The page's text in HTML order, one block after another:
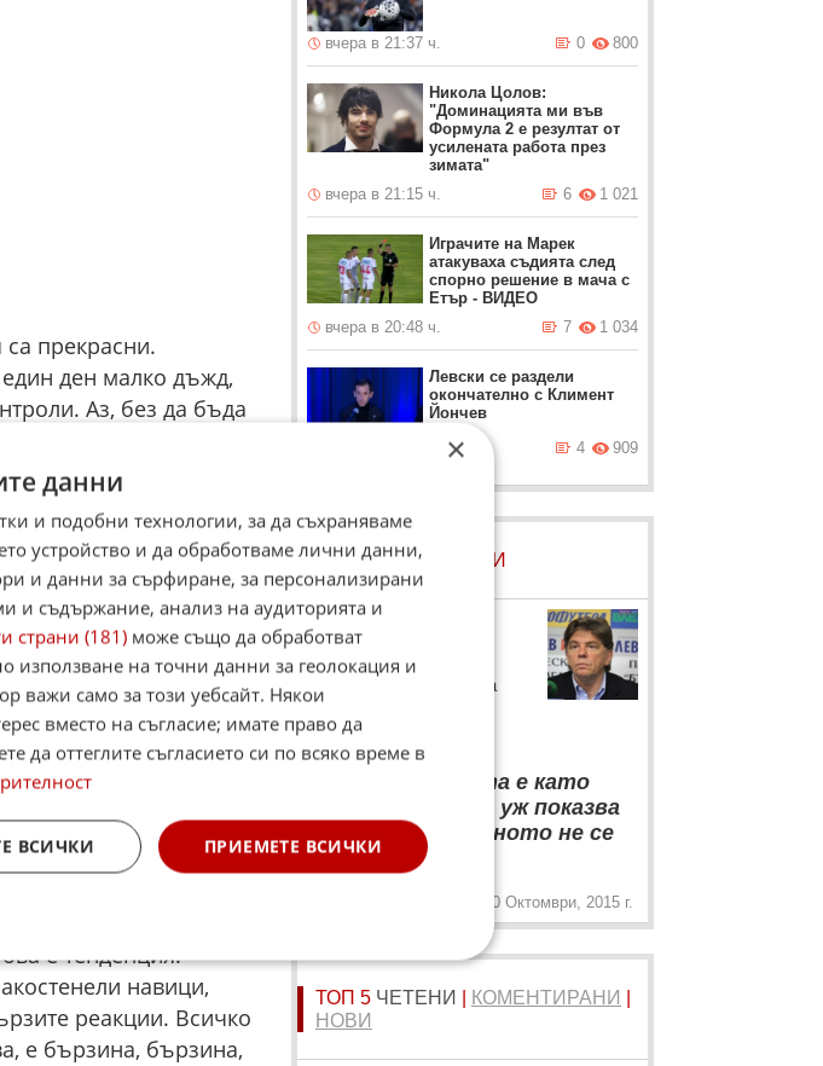
са прекрасни.
ден малко дъжд,
Аз, без да бъда
от първата до
е колективизмът.
в перфектни
съм, че има голямо
шанс. Надявам се
доверие, което за
отблагодарява, това
Благодарен съм
което имаме тук.
Времето е
Медицински сме
Треньорите и по
съм, че
е тенденция.
навици,
реакции. Всичко
е бързина, бързина,
вчера в 21:37 ч. 800
0
Никола Цолов:
"Доминацията ми във
Формула 2 е резултат от
усилената работа през
зимата"
вчера в 21:15 ч.
1 021
6
Играчите на Марек
атакуваха съдията след
спорно решение в мача с
Етър - ВИДЕО
вчера в 20:48 ч.
1 034
7
Левски се раздели
окончателно с Климент
Йончев
909
4
ЛОВЦИ НА БИСЕРИ
Наджи Шенсой
Треньорът на "Пирин"
Благоеврад коментира
отбора си до момента:
Статистиката е като
жена с минижуп - уж показва
всичко, но основното не се
вижда.
20 Октомври, 2015 г.
ТОП 5 ЧЕТЕНИ КОМЕНТИРАНИ
НОВИ
×
данни
и подобни технологии, за да съхраняваме
устройство и да обработваме лични данни,
и данни за сърфиране, за персонализирани
и съдържание, анализ на аудиторията и
страни (181) може също да обработват
използване на точни данни за геолокация и
важи само за този уебсайт. Някои
вместо на съгласие; имате право да
да оттеглите съгласието си по всяко време в
ПРИЕМЕТЕ ВСИЧКИ
ВСИЧКИ